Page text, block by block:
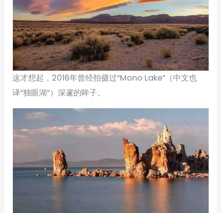
这才想起，2016年曾经拍摄过“Mono Lake”（中文也
译“独眼湖”）深邃的眸子。